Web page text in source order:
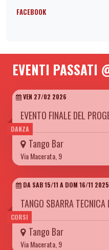
FACEBOOK
EVENTI PASSATI
DANZA
VEN 27/02 2026
EVENTO FINALE DEL
Tango Bar
Via Macerata, 9
CORSI
DA SAB 15/11 A DOM 16/11 2025
TANGO SBARRA
Tango Bar
Via Macerata, 9